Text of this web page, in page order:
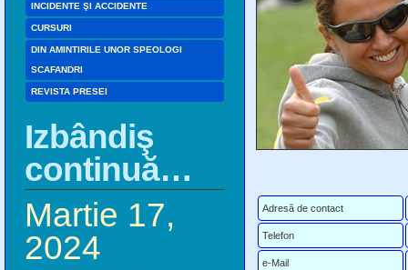
INCIDENTE ŞI ACCIDENTE
CURSURI
DIN AMINTIRILE UNOR SPEOLOGI
SCAFANDRI
REVISTA PRESEI
Izbândiş
continuă…
Martie 17,
2024
Adresă de contact
Telefon
e-Mail